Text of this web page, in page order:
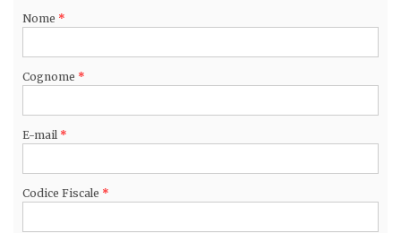
Nome *
Cognome *
E-mail *
Codice Fiscale *